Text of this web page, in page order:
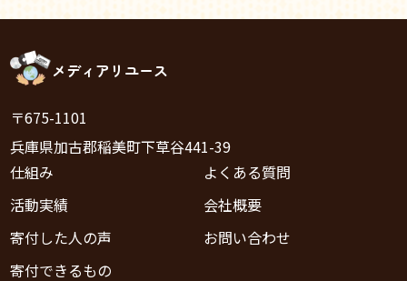
メディアリユース
〒675-1101
兵庫県加古郡稲美町下草谷441-39
仕組み
活動実績
寄付した人の声
寄付できるもの
よくある質問
会社概要
お問い合わせ